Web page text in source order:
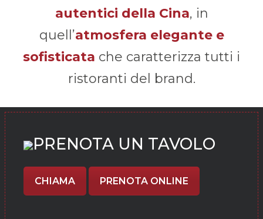
autentici della Cina, in
quell’atmosfera elegante e
sofisticata che caratterizza tutti i
ristoranti del brand.
PRENOTA UN TAVOLO
CHIAMA PRENOTA ONLINE